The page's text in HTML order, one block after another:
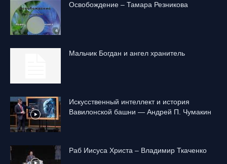
Освобождение – Тамара Резникова
Mальчик Богдан и ангел хранитель
Искусственный интеллект и история
Вавилонской башни — Андрей П. Чумакин
Раб Иисуса Христа – Владимир Ткаченко